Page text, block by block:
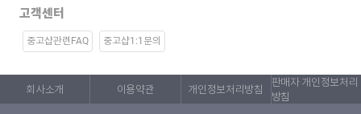
고객센터
중고샵관련FAQ 중고샵1:1문의
회사소개 이용약관 개인정보처리방침
판매자 개인정보처리
방침